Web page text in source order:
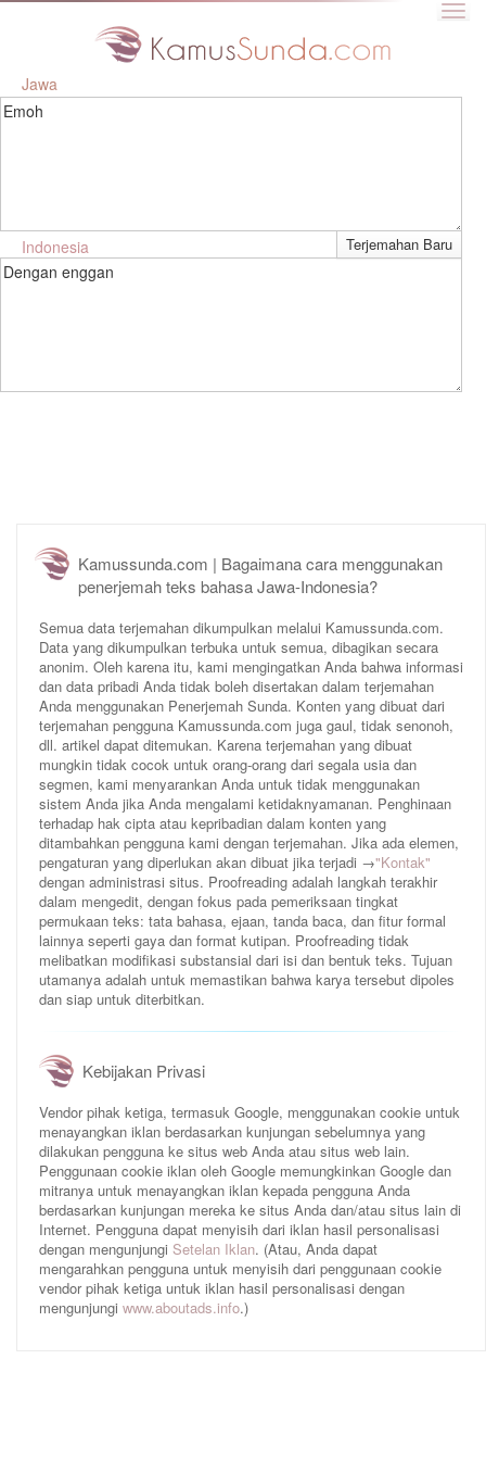
Jawa
Emoh
Indonesia
Dengan enggan
Kamussunda.com | Bagaimana cara menggunakan
penerjemah teks bahasa Jawa-Indonesia?
Semua data terjemahan dikumpulkan melalui Kamussunda.com.
Data yang dikumpulkan terbuka untuk semua, dibagikan secara
anonim. Oleh karena itu, kami mengingatkan Anda bahwa informasi
dan data pribadi Anda tidak boleh disertakan dalam terjemahan
Anda menggunakan Penerjemah Sunda. Konten yang dibuat dari
terjemahan pengguna Kamussunda.com juga gaul, tidak senonoh,
dll. artikel dapat ditemukan. Karena terjemahan yang dibuat
mungkin tidak cocok untuk orang-orang dari segala usia dan
segmen, kami menyarankan Anda untuk tidak menggunakan
sistem Anda jika Anda mengalami ketidaknyamanan. Penghinaan
terhadap hak cipta atau kepribadian dalam konten yang
ditambahkan pengguna kami dengan terjemahan. Jika ada elemen,
pengaturan yang diperlukan akan dibuat jika terjadi →"Kontak"
dengan administrasi situs. Proofreading adalah langkah terakhir
dalam mengedit, dengan fokus pada pemeriksaan tingkat
permukaan teks: tata bahasa, ejaan, tanda baca, dan fitur formal
lainnya seperti gaya dan format kutipan. Proofreading tidak
melibatkan modifikasi substansial dari isi dan bentuk teks. Tujuan
utamanya adalah untuk memastikan bahwa karya tersebut dipoles
dan siap untuk diterbitkan.
Kebijakan Privasi
Vendor pihak ketiga, termasuk Google, menggunakan cookie untuk
menayangkan iklan berdasarkan kunjungan sebelumnya yang
dilakukan pengguna ke situs web Anda atau situs web lain.
Penggunaan cookie iklan oleh Google memungkinkan Google dan
mitranya untuk menayangkan iklan kepada pengguna Anda
berdasarkan kunjungan mereka ke situs Anda dan/atau situs lain di
Internet. Pengguna dapat menyisih dari iklan hasil personalisasi
dengan mengunjungi Setelan Iklan. (Atau, Anda dapat
mengarahkan pengguna untuk menyisih dari penggunaan cookie
vendor pihak ketiga untuk iklan hasil personalisasi dengan
mengunjungi www.aboutads.info.)